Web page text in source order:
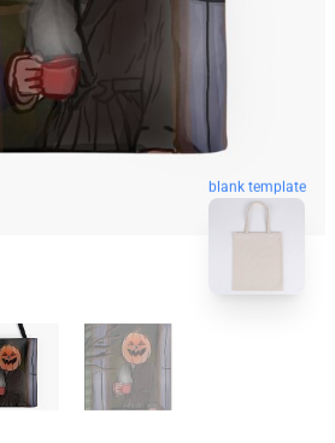
blank template